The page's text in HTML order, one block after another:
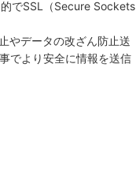
でSSL（Secure Sockets
やデータの改ざん防止送
でより安全に情報を送信